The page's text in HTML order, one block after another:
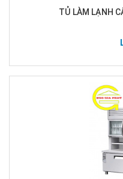
TỦ LÀM LẠNH